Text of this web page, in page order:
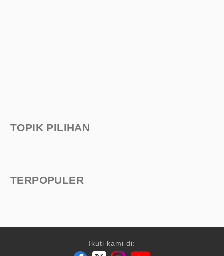
TOPIK PILIHAN
TERPOPULER
Ikuti kami di: